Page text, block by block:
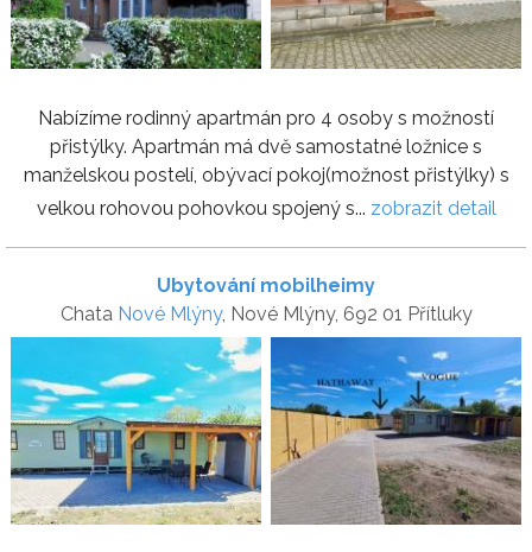
Nabízíme rodinný apartmán pro 4 osoby s možností
přistýlky. Apartmán má dvě samostatné ložnice s
manželskou postelí, obývací pokoj(možnost přistýlky) s
velkou rohovou pohovkou spojený s... zobrazit detail
Ubytování mobilheimy
Chata Nové Mlýny, Nové Mlýny, 692 01 Přítluky